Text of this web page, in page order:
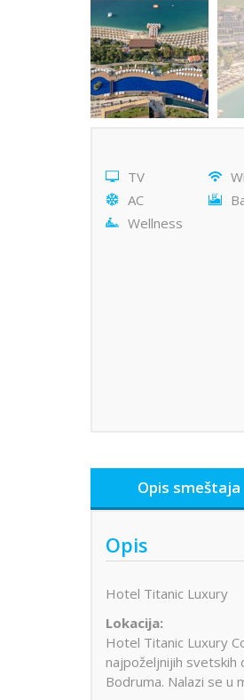
TV
AC
Wellness
Opis smeštaja
Opis
Hotel Titanic Luxury
Lokacija:
Hotel Titanic Luxury
najpoželjnijih svetskih
Bodruma. Nalazi se u